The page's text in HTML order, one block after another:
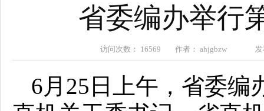
省委编办举行
访问次数： 16569 作者： ahjgbzw 发布
6月25日上午，省委编